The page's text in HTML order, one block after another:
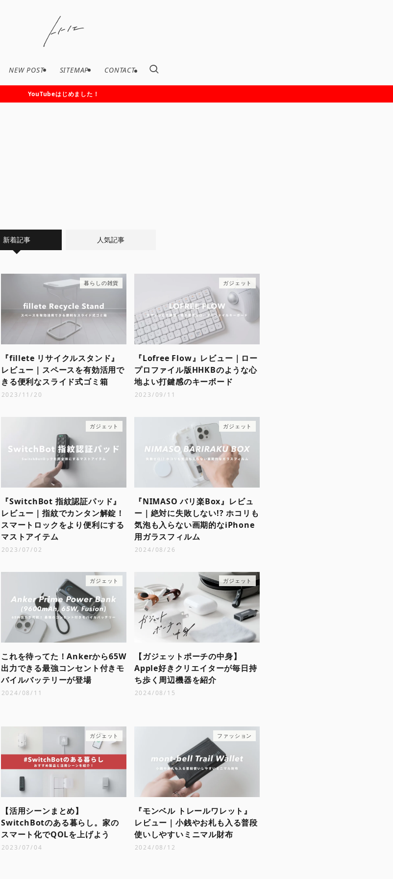
NEW POST SITEMAP CONTACT
YouTubeはじめました！
新着記事 人気記事
暮らしの雑貨
『fillete リサイクルスタンド』
レビュー｜スペースを有効活用で
きる便利なスライド式ゴミ箱
2023/11/20
ガジェット
『Lofree Flow』レビュー｜ロー
プロファイル版HHKBのような心
地よい打鍵感のキーボード
2023/09/11
ガジェット
『SwitchBot 指紋認証パッド』
レビュー｜指紋でカンタン解錠！
スマートロックをより便利にする
マストアイテム
2023/07/02
ガジェット
『NIMASO バリ楽Box』レビュ
ー｜絶対に失敗しない!? ホコリも
気泡も入らない画期的なiPhone
用ガラスフィルム
2024/08/26
ガジェット
これを待ってた！Ankerから65W
出力できる最強コンセント付きモ
バイルバッテリーが登場
2024/08/11
ガジェット
【ガジェットポーチの中身】
Apple好きクリエイターが毎日持
ち歩く周辺機器を紹介
2024/08/15
ガジェット
【活用シーンまとめ】
SwitchBotのある暮らし。家の
スマート化でQOLを上げよう
2023/07/04
ファッション
『モンベル トレールワレット』
レビュー｜小銭やお札も入る普段
使いしやすいミニマル財布
2024/08/12